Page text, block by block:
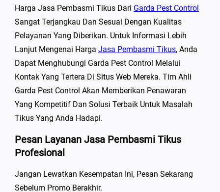
Harga Jasa Pembasmi Tikus Dari Garda Pest Control
Sangat Terjangkau Dan Sesuai Dengan Kualitas
Pelayanan Yang Diberikan. Untuk Informasi Lebih
Lanjut Mengenai Harga Jasa Pembasmi Tikus, Anda
Dapat Menghubungi Garda Pest Control Melalui
Kontak Yang Tertera Di Situs Web Mereka. Tim Ahli
Garda Pest Control Akan Memberikan Penawaran
Yang Kompetitif Dan Solusi Terbaik Untuk Masalah
Tikus Yang Anda Hadapi.
Pesan Layanan Jasa Pembasmi Tikus
Profesional
Jangan Lewatkan Kesempatan Ini, Pesan Sekarang
Sebelum Promo Berakhir.